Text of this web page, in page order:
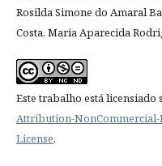
Rosilda Simone do Amaral
Costa, Maria Aparecida
Este trabalho está licensiado
Attribution-
License.